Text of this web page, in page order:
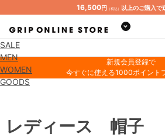
16,500円 （税込） 以上のご購入で
SALE
MEN
WOMEN
GOODS
新規会員登録で
今すぐに使える1000ポイント
レディース 帽子